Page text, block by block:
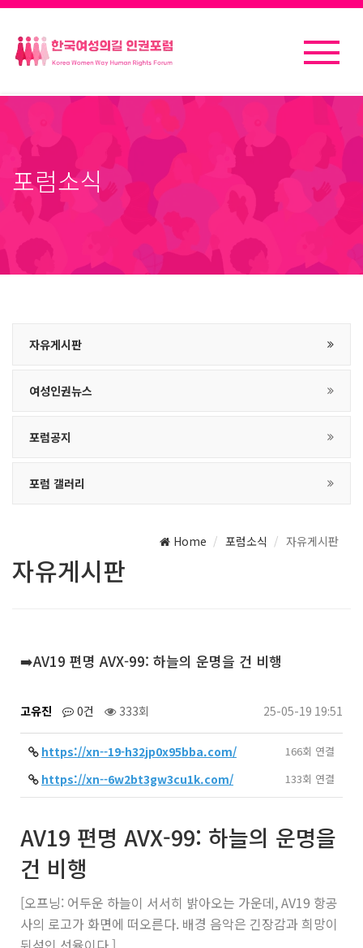
포럼소식
자유게시판
여성인권뉴스
포럼공지
포럼 갤러리
Home 포럼소식 자유게시판
자유게시판
➡️AV19 편명 AVX-99: 하늘의 운명을 건 비행
고유진 0건 333회 25-05-19 19:51
https://xn--19-h32jp0x95bba.com/ 166회 연결
https://xn--6w2bt3gw3cu1k.com/ 133회 연결
AV19 편명 AVX-99: 하늘의 운명을
건 비행
[오프닝: 어두운 하늘이 서서히 밝아오는 가운데, AV19 항공
사의 로고가 화면에 떠오른다. 배경 음악은 긴장감과 희망이